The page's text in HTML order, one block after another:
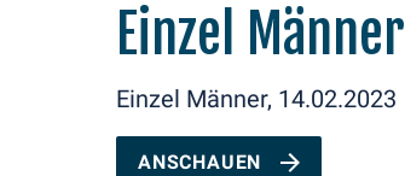
Einzel Männer
Einzel Männer, 14.02.2023
ANSCHAUEN